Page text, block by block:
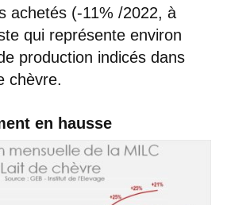
achetés (-11% /2022, à
qui représente environ
production indicés dans
chèvre.
en hausse